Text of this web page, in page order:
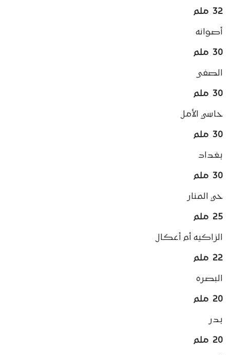
32 ملم
أصوانه
30 ملم
الصفى
30 ملم
حاسي الأمل
30 ملم
بغداد
30 ملم
حي المنار
25 ملم
الزاكيه أم أعكال
22 ملم
البصره
20 ملم
بدر
20 ملم